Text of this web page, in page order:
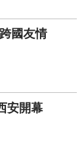
國友情
安開幕